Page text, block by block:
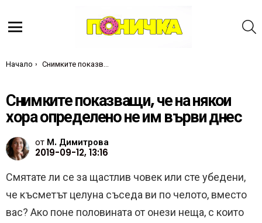
Ти си тук:
Начало Снимките показващи, че на някои хора определено не им върви днес
Снимките показващи, че на някои
хора определено не им върви днес
от М. Димитрова
2019-09-12, 13:16
Смятате ли се за щастлив човек или сте убедени,
че късметът целуна съседа ви по челото, вместо
вас? Ако поне половината от онези неща, с които